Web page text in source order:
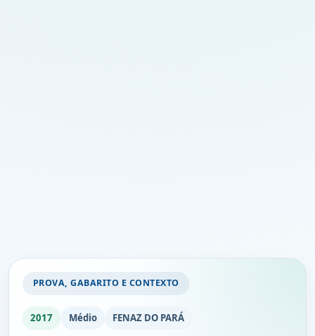
PROVA, GABARITO E CONTEXTO
2017 Médio FENAZ DO PARÁ